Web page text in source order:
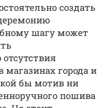
создать
шагу может
магазинах города и
бы мотив ни
пошива